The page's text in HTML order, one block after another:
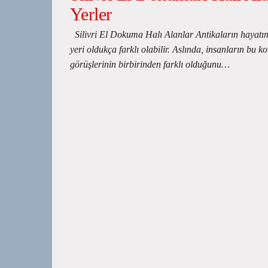
Yerler
Silivri El Dokuma Halı Alanlar Antikaların
yeri oldukça farklı olabilir. Aslında, insanların bu
görüşlerinin birbirinden farklı olduğunu…